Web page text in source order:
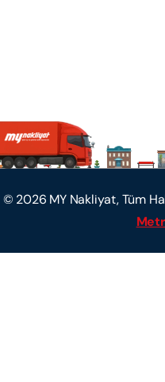
© 2026 MY Nakliyat, Tüm